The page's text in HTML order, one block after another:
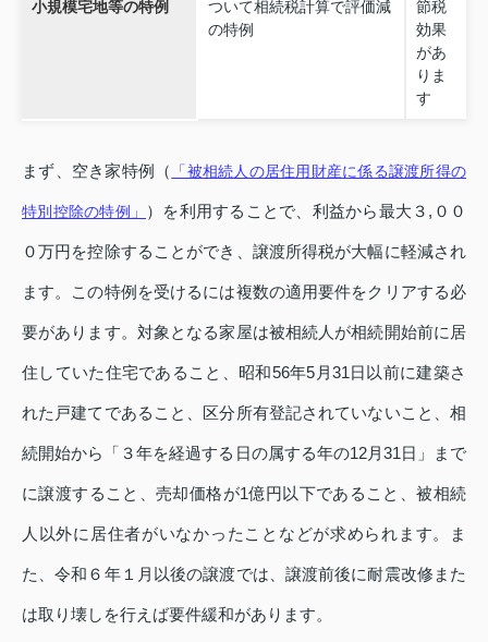
小規模宅地等の特例
ついて相続税計算で評価減
の特例
節税
効果
があ
りま
す
まず、空き家特例（ 「被相続人の居住用財産に係る譲渡所得の
特別控除の特例」 ）を利用することで、利益から最大３,００
０万円を控除することができ、譲渡所得税が大幅に軽減され
ます。この特例を受けるには複数の適用要件をクリアする必
要があります。対象となる家屋は被相続人が相続開始前に居
住していた住宅であること、昭和56年5月31日以前に建築さ
れた戸建てであること、区分所有登記されていないこと、相
続開始から「３年を経過する日の属する年の12月31日」まで
に譲渡すること、売却価格が1億円以下であること、被相続
人以外に居住者がいなかったことなどが求められます。ま
た、令和６年１月以後の譲渡では、譲渡前後に耐震改修また
は取り壊しを行えば要件緩和があります。